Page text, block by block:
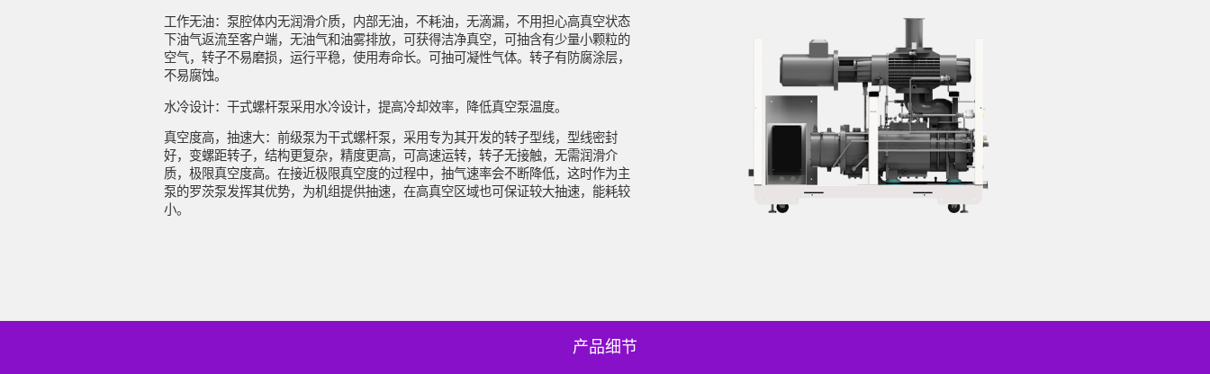
工作无油：泵腔体内无润滑介质，内部无油，不耗油，无滴漏，不用担心高真空状态
下油气返流至客户端，无油气和油雾排放，可获得洁净真空，可抽含有少量小颗粒的
空气，转子不易磨损，运行平稳，使用寿命长。可抽可凝性气体。转子有防腐涂层，
不易腐蚀。
水冷设计：干式螺杆泵采用水冷设计，提高冷却效率，降低真空泵温度。
真空度高，抽速大：前级泵为干式螺杆泵，采用专为其开发的转子型线，型线密封
好，变螺距转子，结构更复杂，精度更高，可高速运转，转子无接触，无需润滑介
质，极限真空度高。在接近极限真空度的过程中，抽气速率会不断降低，这时作为主
泵的罗茨泵发挥其优势，为机组提供抽速，在高真空区域也可保证较大抽速，能耗较
小。
全球服务网络
如今，全球国家和地区有近一百万台捷豹设备在运
营。它的营销网络遍布世界各地。同时，在中国中
心城市建立了便捷的客户服务中心，不仅为客户提
供全面的产品，而且为客户提供可靠的售后服务。
专业的销售团队和专业的技术服务团队随时为您服
产品细节